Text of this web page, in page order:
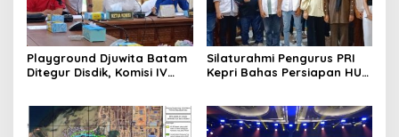
Playground Djuwita Batam
Ditegur Disdik, Komisi IV
Silaturahmi Pengurus PRI
Kepri Bahas Persiapan HUT